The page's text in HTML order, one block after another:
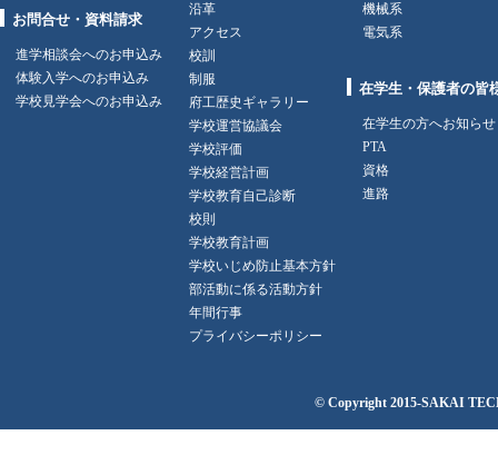
お問合せ・資料請求
進学相談会へのお申込み
体験入学へのお申込み
学校見学会へのお申込み
沿革
アクセス
校訓
制服
府工歴史ギャラリー
学校運営協議会
学校評価
学校経営計画
学校教育自己診断
校則
学校教育計画
学校いじめ防止基本方針
部活動に係る活動方針
年間行事
プライバシーポリシー
機械系
電気系
在学生・保護者の皆
在学生の方へお知らせ
PTA
資格
進路
© Copyright 2015-SAKAI